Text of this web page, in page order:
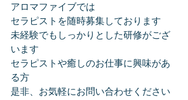
アロマファイブでは
セラピストを随時募集しております
未経験でもしっかりとした研修がござ
います
セラピストや癒しのお仕事に興味があ
る方
是非、お気軽にお問い合わせください